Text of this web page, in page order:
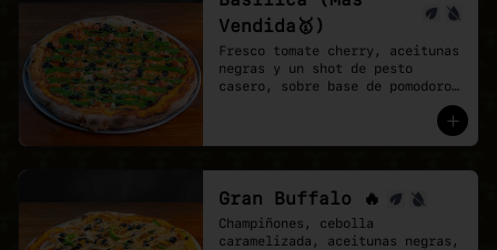
Vendida🥇)
Fresco tomate cherry, aceitunas
negras y un shot de pesto
casero, sobre base de pomodoro
Gran Buffalo 🔥
Champiñones, cebolla
caramelizada, aceitunas negras,